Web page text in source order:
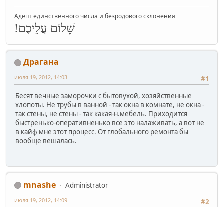
Адепт единственного числа и безродового склонения
שָׁלוֹם עֲלֵיכֶם!
Драгана
#1
июля 19, 2012, 14:03
Бесят вечные заморочки с бытовухой, хозяйственные
хлопоты. Не трубы в ванной - так окна в комнате, не окна -
так стены, не стены - так какая-н.мебель. Приходится
быстренько-оперативненько все это налаживать, а вот не
в кайф мне этот процесс. От глобального ремонта бы
вообще вешалась.
mnashe
Administrator
#2
июля 19, 2012, 14:09